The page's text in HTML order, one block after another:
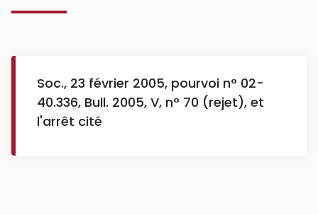
Soc., 23 février 2005, pourvoi n° 02-
40.336, Bull. 2005, V, n° 70 (rejet), et
l'arrêt cité